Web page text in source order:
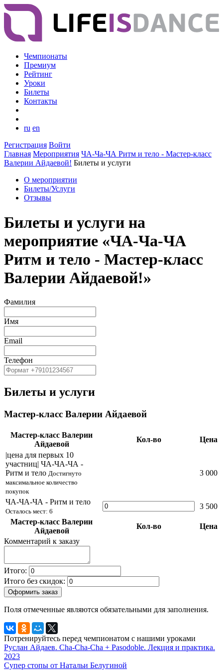
Чемпионаты
Премиум
Рейтинг
Уроки
Билеты
Контакты
ru en
Регистрация Войти
Главная Мероприятия ЧА-Ча-ЧА Ритм и тело - Мастер-класс
Валерии Айдаевой! Билеты и услуги
О мероприятии
Билеты/Услуги
Отзывы
Билеты и услуги на
мероприятие «ЧА-Ча-ЧА
Ритм и тело - Мастер-класс
Валерии Айдаевой!»
Фамилия
Имя
Email
Телефон
Билеты и услуги
Мастер-класс Валерии Айдаевой
Мастер-класс Валерии
Айдаевой
Кол-во
Цена
|цена для первых 10
участниц| ЧА-ЧА-ЧА -
Ритм и тело Достигнуто
максимальное количество
покупок
3 000
ЧА-ЧА-ЧА - Ритм и тело
Осталось мест: 6
3 500
Мастер-класс Валерии
Айдаевой
Кол-во
Цена
Комментарий к заказу
Итого:
Итого без скидок:
Оформить заказ
Поля отмеченные являются обязательными для заполнения.
Потренируйтесь перед чемпионатом с нашими уроками
Руслан Айдаев. Cha-Cha-Cha + Pasodoble. Лекция и практика.
2023
Супер стопы от Натальи Белугиной